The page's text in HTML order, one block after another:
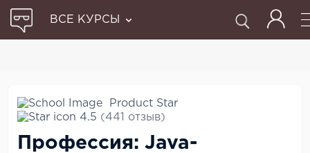
ВСЕ КУРСЫ
Product Star
4.5 (441 отзыв)
Профессия: Java-